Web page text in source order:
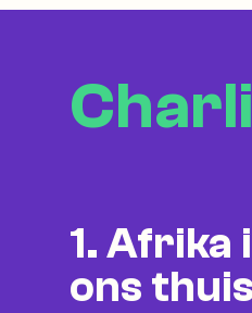
1. Afrika
ons thuis